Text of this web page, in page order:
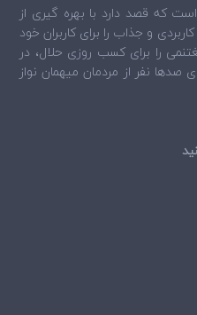
که قصد دارد با بهره گیری از
و جذاب را برای کاربران خود
را برای کسب روزی حلال، در
نفر از مردمان میهمان نواز